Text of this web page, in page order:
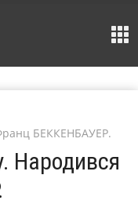
БЕККЕНБАУЕР.
Народився